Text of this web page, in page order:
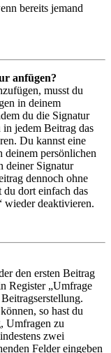
bereits jemand
anfügen?
musst du
in deinem
du die Signatur
in jedem Beitrag das
Du kannst eine
deinem persönlichen
deiner Signatur
dennoch ohne
du dort einfach das
wieder deaktivieren.
den ersten Beitrag
Register „Umfrage
so hast du
Umfragen zu
zwei
Felder eingeben